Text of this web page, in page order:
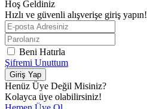
Hoş Geldiniz
Hızlı ve güvenli alışverişe giriş yapın!
Beni Hatırla
Şifremi Unuttum
Giriş Yap
Henüz Üye Değil Misiniz?
Kolayca üye olabilirsiniz!